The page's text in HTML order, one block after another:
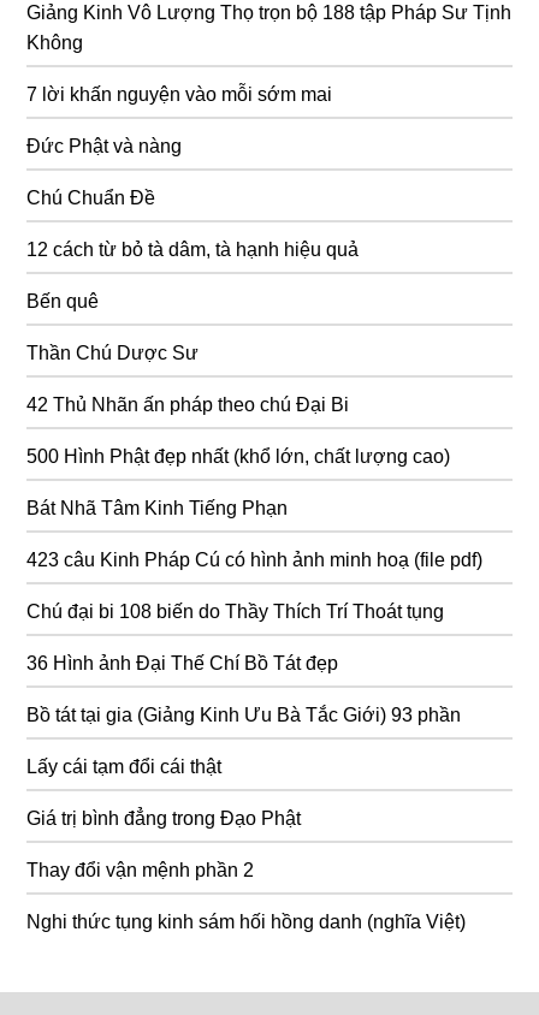
Giảng Kinh Vô Lượng Thọ trọn bộ 188 tập Pháp Sư Tịnh
Không
7 lời khấn nguyện vào mỗi sớm mai
Đức Phật và nàng
Chú Chuẩn Đề
12 cách từ bỏ tà dâm, tà hạnh hiệu quả
Bến quê
Thần Chú Dược Sư
42 Thủ Nhãn ấn pháp theo chú Đại Bi
500 Hình Phật đẹp nhất (khổ lớn, chất lượng cao)
Bát Nhã Tâm Kinh Tiếng Phạn
423 câu Kinh Pháp Cú có hình ảnh minh hoạ (file pdf)
Chú đại bi 108 biến do Thầy Thích Trí Thoát tụng
36 Hình ảnh Đại Thế Chí Bồ Tát đẹp
Bồ tát tại gia (Giảng Kinh Ưu Bà Tắc Giới) 93 phần
Lấy cái tạm đổi cái thật
Giá trị bình đẳng trong Đạo Phật
Thay đổi vận mệnh phần 2
Nghi thức tụng kinh sám hối hồng danh (nghĩa Việt)